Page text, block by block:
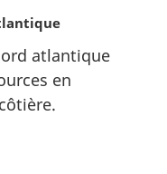
Canada
Terre-
Neuve-
et-
atlantique
en